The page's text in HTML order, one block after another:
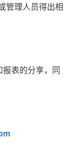
管理人员得出相
表的分享，同